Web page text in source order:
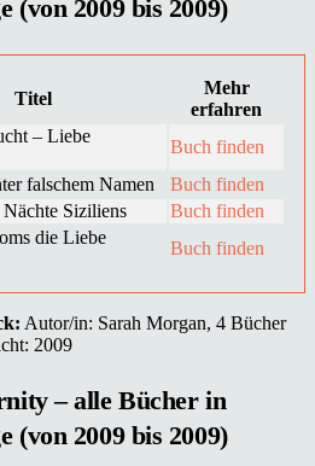
(von 2009 bis 2009)
Titel
Mehr
erfahren
– Liebe
Buch finden
falschem Namen
Buch finden
Siziliens
Buch finden
die Liebe
Buch finden
Autor/in: Sarah Morgan, 4 Bücher
2009
– alle Bücher in
(von 2009 bis 2009)